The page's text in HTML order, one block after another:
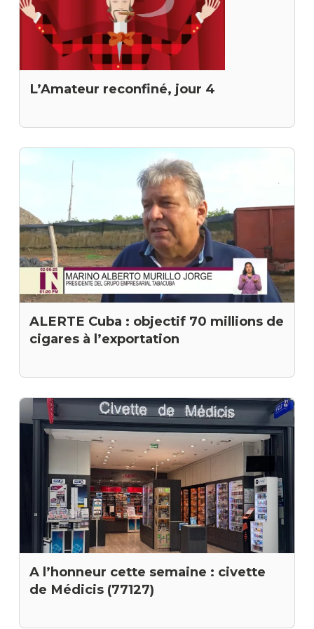
L’Amateur reconfiné, jour 4
ALERTE Cuba : objectif 70 millions de
cigares à l’exportation
A l’honneur cette semaine : civette
de Médicis (77127)